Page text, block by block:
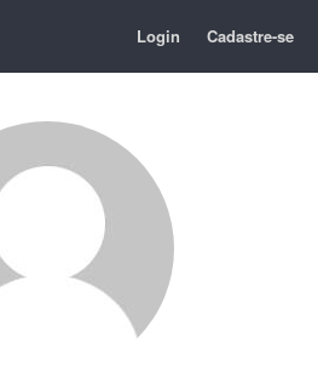
Login Cadastre-se